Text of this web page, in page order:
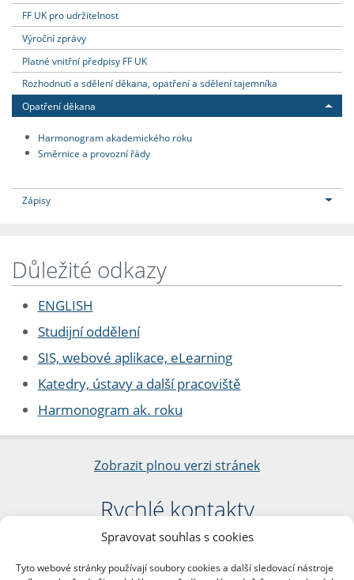
Spravovat souhlas s cookies
Tyto webové stránky používají soubory cookies a další sledovací nástroje
FF UK pro udržitelnost
Výroční zprávy
Platné vnitřní předpisy FF UK
Rozhodnutí a sdělení děkana, opatření a sdělení tajemníka
Opatření děkana
Harmonogram akademického roku
Směrnice a provozní řády
Zápisy
Důležité odkazy
ENGLISH
Studijní oddělení
SIS, webové aplikace, eLearning
Katedry, ústavy a další pracoviště
Harmonogram ak. roku
Zobrazit plnou verzi stránek
Rychlé kontakty
Filozofická fakulta
nám. Jana Palacha 1/2